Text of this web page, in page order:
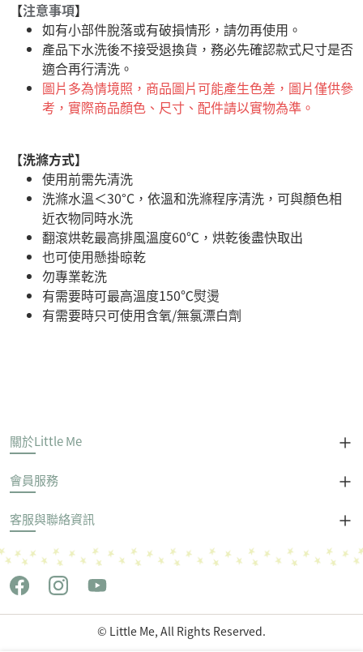
【注意事項】
如有小部件脫落或有破損情形，請勿再使用。
產品下水洗後不接受退換貨，務必先確認款式尺寸是否
適合再行清洗。
圖片多為情境照，商品圖片可能產生色差，圖片僅供參
考，實際商品顏色、尺寸、配件請以實物為準。
【洗滌方式】
使用前需先清洗
洗滌水溫＜30°C，依溫和洗滌程序清洗，可與顏色相
近衣物同時水洗
翻滾烘乾最高排風溫度60℃，烘乾後盡快取出
也可使用懸掛晾乾
勿專業乾洗
有需要時可最高溫度150℃熨燙
有需要時只可使用含氧/無氯漂白劑
關於Little Me
會員服務
客服與聯絡資訊
© Little Me, All Rights Reserved.